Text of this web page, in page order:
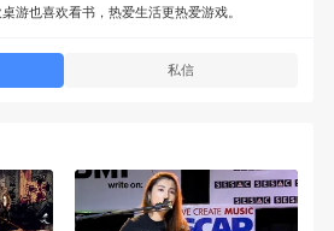
游也喜欢看书，热爱生活更热爱游戏。
私信